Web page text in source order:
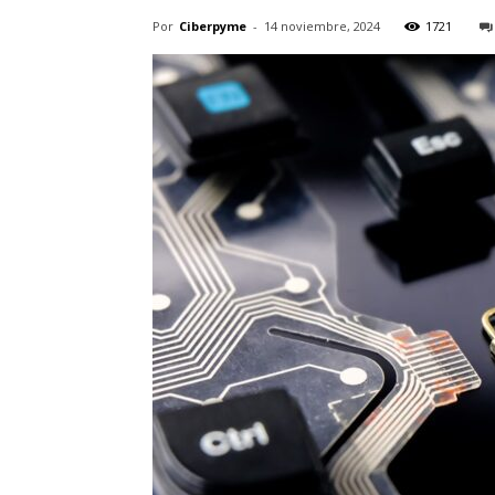
Por Ciberpyme - 14 noviembre, 2024 1721